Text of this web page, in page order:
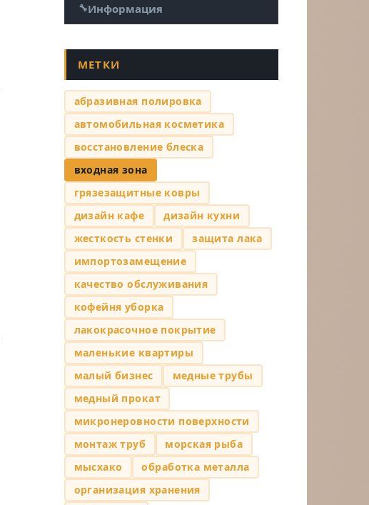
Информация
МЕТКИ
абразивная полировка
автомобильная косметика
восстановление блеска
входная зона
грязезащитные ковры
дизайн кафе
дизайн кухни
жесткость стенки
защита лака
импортозамещение
качество обслуживания
кофейня уборка
лакокрасочное покрытие
маленькие квартиры
малый бизнес
медные трубы
медный прокат
микронеровности поверхности
монтаж труб
морская рыба
мысхако
обработка металла
организация хранения